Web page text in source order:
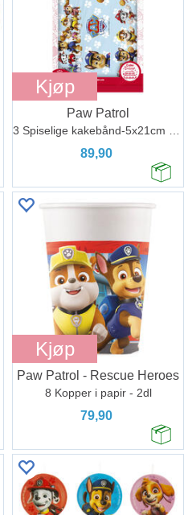
Kjøp
Paw Patrol
89,90
Kjøp
Paw Patrol - Rescue Heroes
8 Kopper i papir - 2dl
79,90